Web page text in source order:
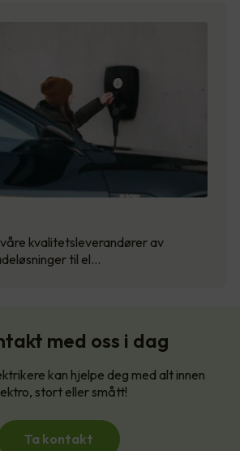
kvalitetsleverandører av
til el…
med oss i dag
kan hjelpe deg med alt innen
stort eller smått!
Ta kontakt